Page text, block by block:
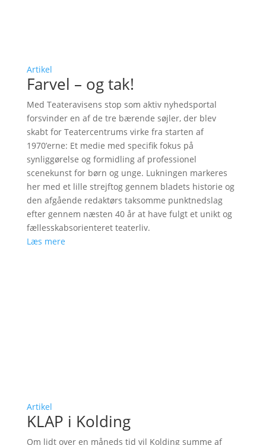
Artikel
Farvel – og tak!
Med Teateravisens stop som aktiv nyhedsportal
forsvinder en af de tre bærende søjler, der blev
skabt for Teatercentrums virke fra starten af
1970’erne: Et medie med specifik fokus på
synliggørelse og formidling af professionel
scenekunst for børn og unge. Lukningen markeres
her med et lille strejftog gennem bladets historie og
den afgående redaktørs taksomme punktnedslag
efter gennem næsten 40 år at have fulgt et unikt og
fællesskabsorienteret teaterliv.
Læs mere
Artikel
KLAP i Kolding
Om lidt over en måneds tid vil Kolding summe af